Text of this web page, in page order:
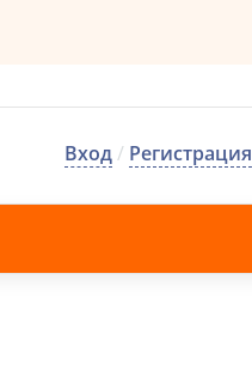
Вход/ Регистрация